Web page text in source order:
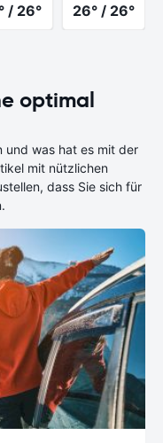
/ 26° 26° / 26°
optimal
und was hat es mit der
mit nützlichen
dass Sie sich für